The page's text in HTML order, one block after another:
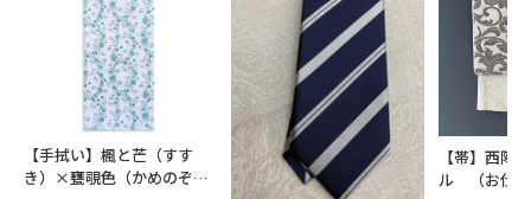
Series SE2 ）シリーズ4/5/6/SE/SE2 第二世代
45mm ( series7/8/9 ) シリーズ7/8/9
49mm ( ultra ) watch ultra
※38/40/41 mm 共通設計
42/44/45/49 mm 共通設計
【手拭い】楓と芒（すす
き）×甕覗色（かめのぞき
【帯】西
ル （お仕